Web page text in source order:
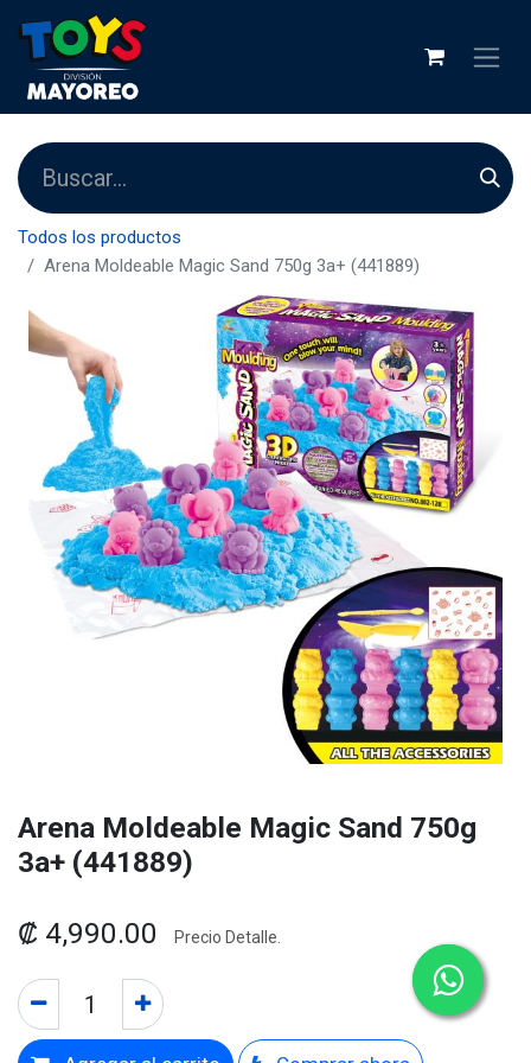
Todos los productos
Arena Moldeable Magic Sand 750g 3a+ (441889)
Arena Moldeable Magic Sand 750g
3a+ (441889)
₡ 4,990.00 Precio Detalle.